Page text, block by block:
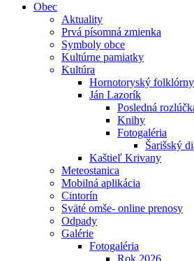
Obec
Aktuality
Prvá písomná zmienka
Symboly obce
Kultúrne pamiatky
Kultúra
Hornotoryský
Ján Lazorík
Posledná
Knihy
Fotogaléria
Šarišský
Kaštieľ Krivany
Meteostanica
Mobilná aplikácia
Cintorín
Sväté omše- online prenosy
Odpady
Galérie
Fotogaléria
Rok 2026